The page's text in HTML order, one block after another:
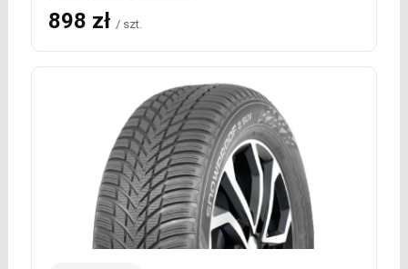
898 zł / szt.